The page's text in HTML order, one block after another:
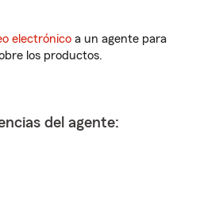
electrónico a un agente para
los productos.
del agente: